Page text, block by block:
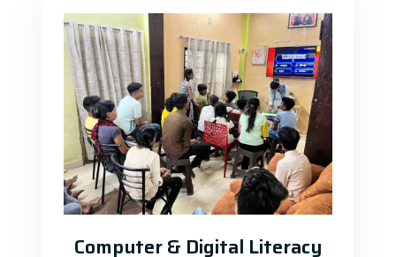
Computer & Digital Literacy